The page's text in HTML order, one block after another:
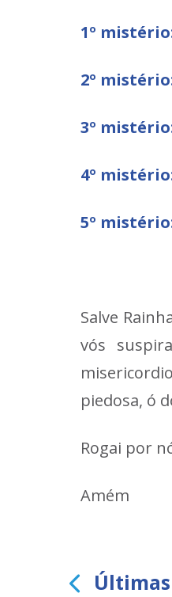
1º
2º
3º
4º
5º
Salve
vós
piedosa, ó
Rogai por
Amém